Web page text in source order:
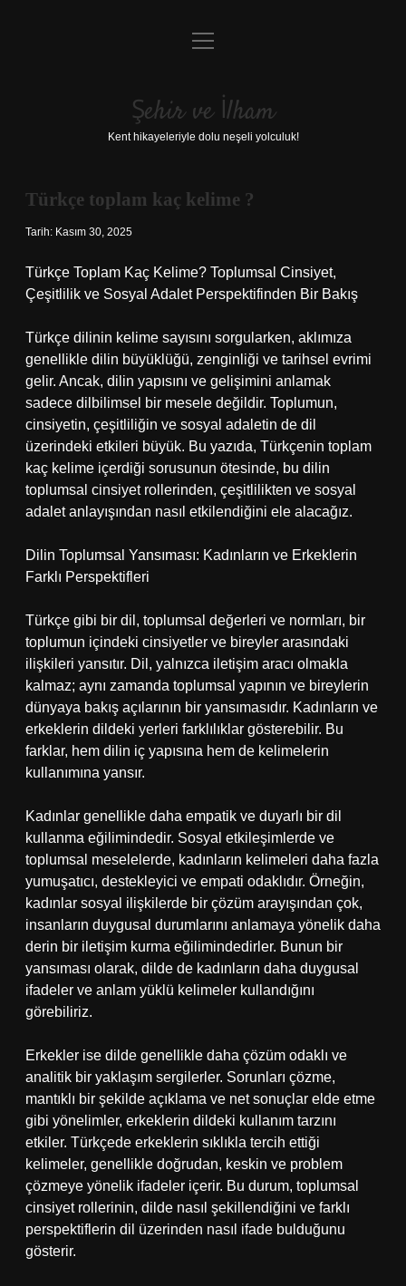
Anasayfa
Yasal Uyarı
menüyü
Şehir ve İlham
Kent hikayeleriyle dolu neşeli yolculuk!
Türkçe toplam kaç kelime ?
Tarih: Kasım 30, 2025
Türkçe Toplam Kaç Kelime? Toplumsal Cinsiyet,
Çeşitlilik ve Sosyal Adalet Perspektifinden Bir Bakış
Türkçe dilinin kelime sayısını sorgularken, aklımıza
genellikle dilin büyüklüğü, zenginliği ve tarihsel evrimi
gelir. Ancak, dilin yapısını ve gelişimini anlamak
sadece dilbilimsel bir mesele değildir. Toplumun,
cinsiyetin, çeşitliliğin ve sosyal adaletin de dil
üzerindeki etkileri büyük. Bu yazıda, Türkçenin toplam
kaç kelime içerdiği sorusunun ötesinde, bu dilin
toplumsal cinsiyet rollerinden, çeşitlilikten ve sosyal
adalet anlayışından nasıl etkilendiğini ele alacağız.
Dilin Toplumsal Yansıması: Kadınların ve Erkeklerin
Farklı Perspektifleri
Türkçe gibi bir dil, toplumsal değerleri ve normları, bir
toplumun içindeki cinsiyetler ve bireyler arasındaki
ilişkileri yansıtır. Dil, yalnızca iletişim aracı olmakla
kalmaz; aynı zamanda toplumsal yapının ve bireylerin
dünyaya bakış açılarının bir yansımasıdır. Kadınların ve
erkeklerin dildeki yerleri farklılıklar gösterebilir. Bu
farklar, hem dilin iç yapısına hem de kelimelerin
kullanımına yansır.
Kadınlar genellikle daha empatik ve duyarlı bir dil
kullanma eğilimindedir. Sosyal etkileşimlerde ve
toplumsal meselelerde, kadınların kelimeleri daha fazla
yumuşatıcı, destekleyici ve empati odaklıdır. Örneğin,
kadınlar sosyal ilişkilerde bir çözüm arayışından çok,
insanların duygusal durumlarını anlamaya yönelik daha
derin bir iletişim kurma eğilimindedirler. Bunun bir
yansıması olarak, dilde de kadınların daha duygusal
ifadeler ve anlam yüklü kelimeler kullandığını
görebiliriz.
Erkekler ise dilde genellikle daha çözüm odaklı ve
analitik bir yaklaşım sergilerler. Sorunları çözme,
mantıklı bir şekilde açıklama ve net sonuçlar elde etme
gibi yönelimler, erkeklerin dildeki kullanım tarzını
etkiler. Türkçede erkeklerin sıklıkla tercih ettiği
kelimeler, genellikle doğrudan, keskin ve problem
çözmeye yönelik ifadeler içerir. Bu durum, toplumsal
cinsiyet rollerinin, dilde nasıl şekillendiğini ve farklı
perspektiflerin dil üzerinden nasıl ifade bulduğunu
gösterir.